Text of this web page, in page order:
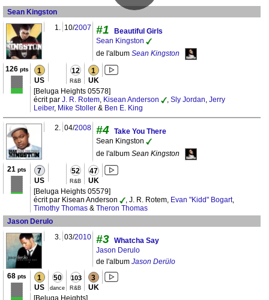
Sean Kingston
1. 10/2007 #1
Beautiful Girls
Sean Kingston
de l'album Sean Kingston
126pts 1
US
12
R&B
1
UK
[Beluga Heights 05578]
écrit par J. R. Rotem, Kisean Anderson , Sly Jordan, Jerry
Leiber, Mike Stoller & Ben E. King
2. 04/2008 #4 Take You There
Sean Kingston
de l'album Sean Kingston
21 pts 7
US
52
R&B
47
UK
[Beluga Heights 05579]
écrit par Kisean Anderson
, J. R. Rotem, Evan "Kidd" Bogart,
Timothy Thomas & Theron Thomas
Jason Derulo
3.
03/2010 #3 Whatcha Say
Jason Derulo
de l'album Jason Derülo
68 pts 1
US
50
dance
103
R&B
3
UK
[Beluga Heights]